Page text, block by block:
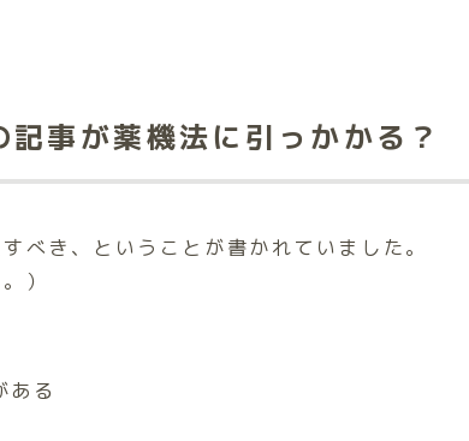
事が薬機法に引っかかる？
べき、ということが書かれていました。
）
ある